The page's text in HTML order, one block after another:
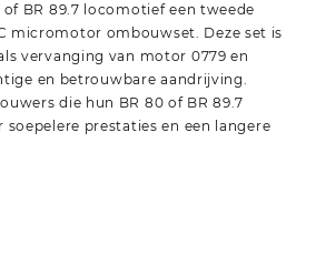
of BR 89.7 locomotief een tweede
micromotor ombouwset. Deze set is
vervanging van motor 0779 en
en betrouwbare aandrijving.
die hun BR 80 of BR 89.7
prestaties en een langere